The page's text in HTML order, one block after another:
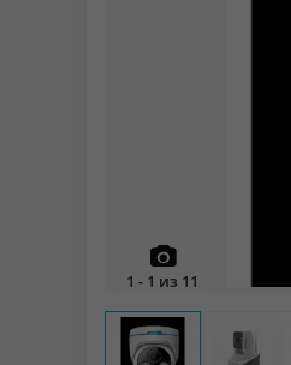
1 - 1 из 11